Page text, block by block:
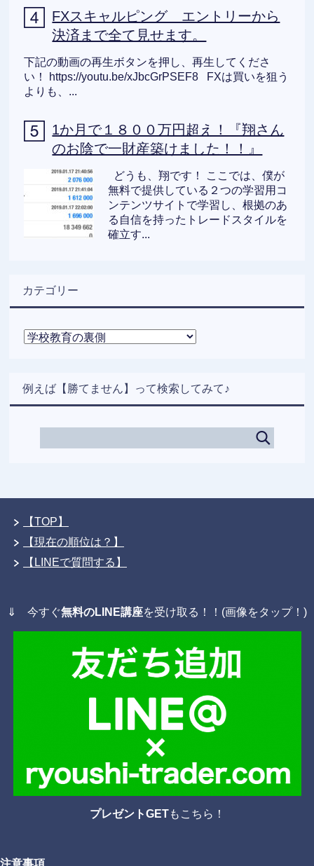
FXスキャルピング エントリーから
決済まで全て見せます。
下記の動画の再生ボタンを押し、再生してくださ
い！ https://youtu.be/xJbcGrPSEF8 FXは買いを狙う
よりも、...
1か月で１８００万円超え！『翔さん
のお陰で一財産築けました！！』
どうも、翔です！ ここでは、僕が
無料で提供している２つの学習用コ
ンテンツサイトで学習し、根拠のあ
る自信を持ったトレードスタイルを
確立す...
カテゴリー
カ
ー
例えば【勝てません】って検索してみて♪
【TOP】
【現在の順位は？】
【LINEで質問する】
⇓ 今すぐ無料のLINE講座を受け取る！！(画像をタップ！)
プレゼントGETもこちら！
注意事項